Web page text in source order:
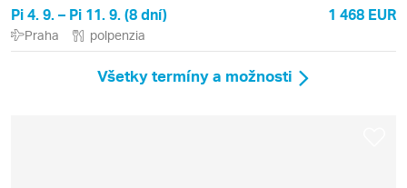
Pi 4. 9. – Pi 11. 9. (8 dní) 1 468 EUR
Praha polpenzia
Všetky termíny a možnosti